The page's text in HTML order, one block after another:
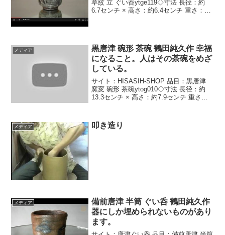
草紋 立 ぐい呑ytge119◇寸法 長径：約
6.7センチ × 高さ：約6.4センチ 重さ：約
メディア
黒唐津 碗形 茶碗 鶴田純久作 幸福
になること。人はその茶碗をめざ
している。
サイト：HISASIH-SHOP 品目：黒唐津
窯変 碗形 茶碗ytog010◇寸法 長径：約
13.3センチ × 高さ：約7.9センチ 重さ：
せいで正面や胴回り・見...
メディア 叩き造り
メディア
備前唐津 半筒 ぐい呑 鶴田純久作
器にしか埋められないものがあり
ます。